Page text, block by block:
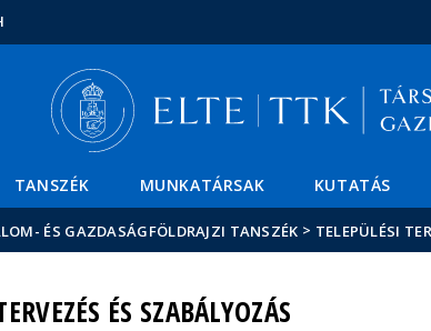
TANSZÉK MUNKATÁRSAK KUTATÁS
ÉS GAZDASÁGFÖLDRAJZI TANSZÉK > TELEPÜLÉSI
ÉS SZABÁLYOZÁS